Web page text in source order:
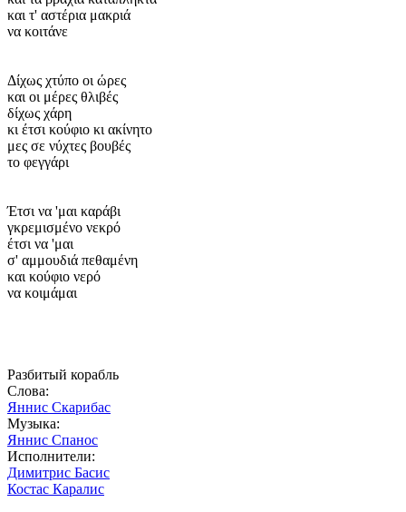
και τ' αστέρια μακριά
να κοιτάνε
Δίχως χτύπο οι ώρες
και οι μέρες θλιβές
δίχως χάρη
κι έτσι κούφιο κι ακίνητο
μες σε νύχτες βουβές
το φεγγάρι
Έτσι να 'μαι καράβι
γκρεμισμένο νεκρό
έτσι να 'μαι
σ' αμμουδιά πεθαμένη
και κούφιο νερό
να κοιμάμαι
Разбитый корабль
Слова:
Яннис Скарибас
Музыка:
Яннис Спанос
Исполнители:
Димитрис Басис
Костас Каралис